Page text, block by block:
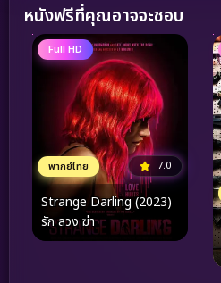
หนังฟรีที่คุณอาจจะชอบ
Full HD
พากย์ไทย 7.0
Strange Darling (2023)
รัก ลวง ฆ่า